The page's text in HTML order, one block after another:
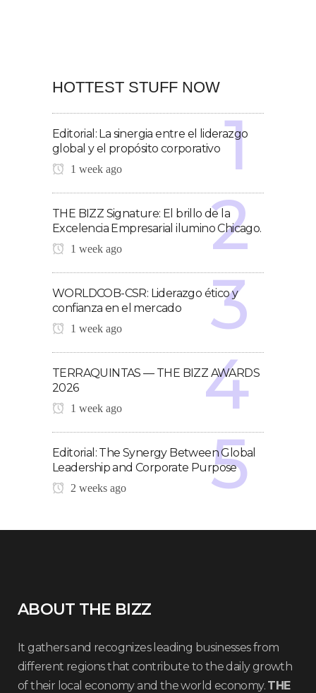
HOTTEST STUFF NOW
Editorial: La sinergia entre el liderazgo
global y el propósito corporativo
1 week ago
THE BIZZ Signature: El brillo de la
Excelencia Empresarial ilumino Chicago.
1 week ago
WORLDCOB-CSR: Liderazgo ético y
confianza en el mercado
1 week ago
TERRAQUINTAS — THE BIZZ AWARDS
2026
1 week ago
Editorial: The Synergy Between Global
Leadership and Corporate Purpose
2 weeks ago
ABOUT THE BIZZ
It gathers and recognizes leading businesses from
different regions that contribute to the daily growth
of their local economy and the world economy. THE